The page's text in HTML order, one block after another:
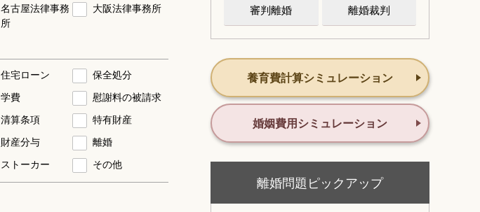
名古屋法律事務
所
大阪法律事務所
住宅ローン
保全処分
学費
慰謝料の被請求
清算条項
特有財産
財産分与
離婚
ストーカー
その他
審判離婚 離婚裁判
養育費計算シミュレーション
婚姻費用シミュレーション
離婚問題ピックアップ